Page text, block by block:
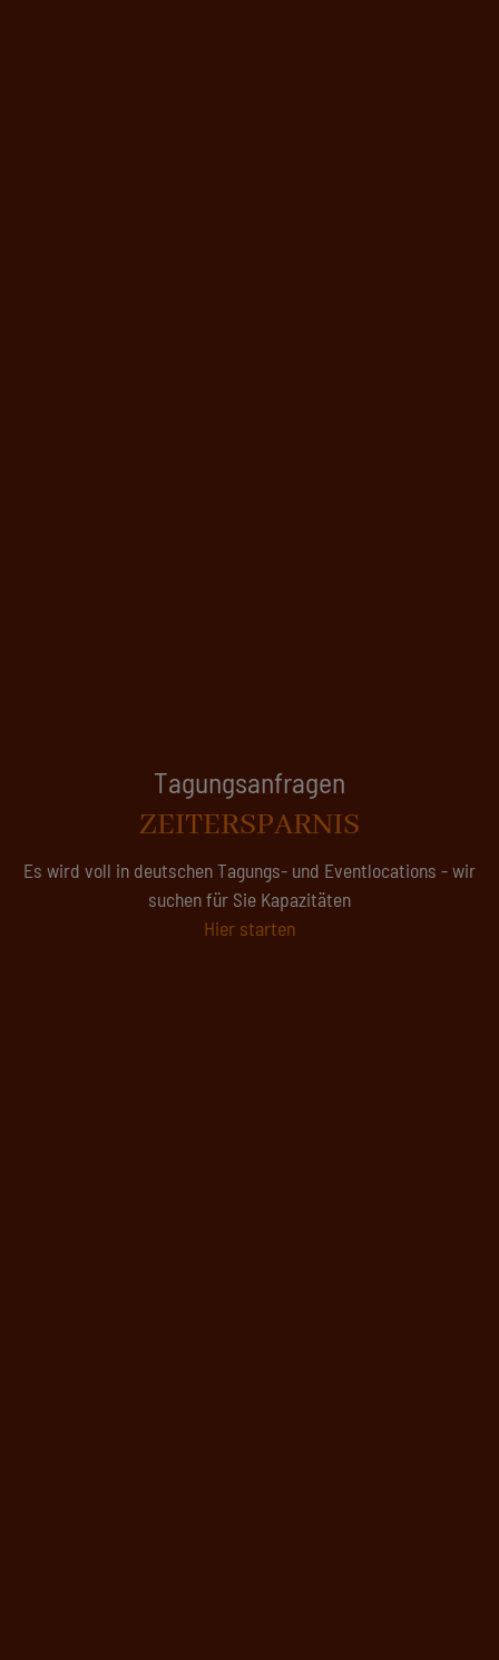
Tagungsanfragen
ZEITERSPARNIS
Es wird voll in deutschen Tagungs- und Eventlocations - wir
suchen für Sie Kapazitäten
Hier starten